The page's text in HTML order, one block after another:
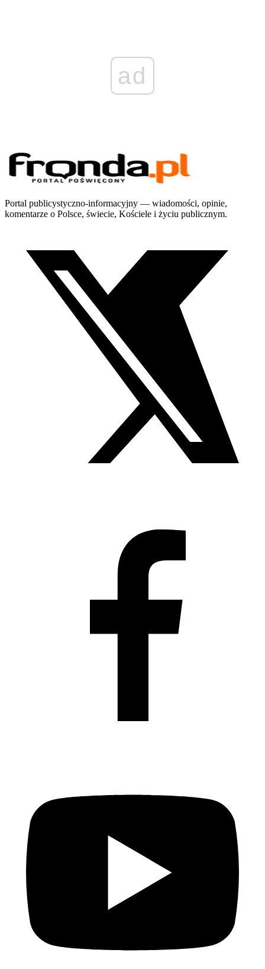
ad
Portal publicystyczno-informacyjny — wiadomości, opinie,
komentarze o Polsce, świecie, Kościele i życiu publicznym.